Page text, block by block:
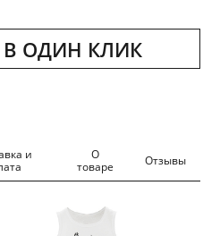
В ОДИН КЛИК
и
О
товаре
Отзывы